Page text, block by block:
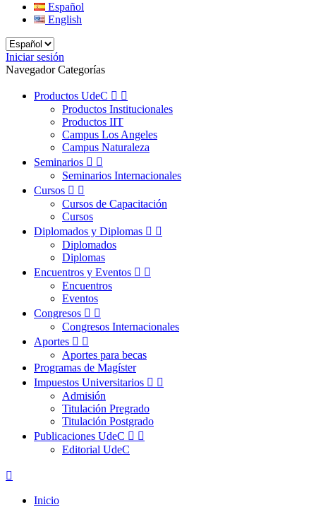
Español
English
Iniciar sesión
Navegador Categorías
Productos UdeC  
Productos Institucionales
Productos IIT
Campus Los Angeles
Campus Naturaleza
Seminarios  
Seminarios Internacionales
Cursos  
Cursos de Capacitación
Cursos
Diplomados y Diplomas  
Diplomados
Diplomas
Encuentros y Eventos  
Encuentros
Eventos
Congresos  
Congresos Internacionales
Aportes  
Aportes para becas
Programas de Magíster
Impuestos Universitarios  
Admisión
Titulación Pregrado
Titulación Postgrado
Publicaciones UdeC  
Editorial UdeC

Inicio